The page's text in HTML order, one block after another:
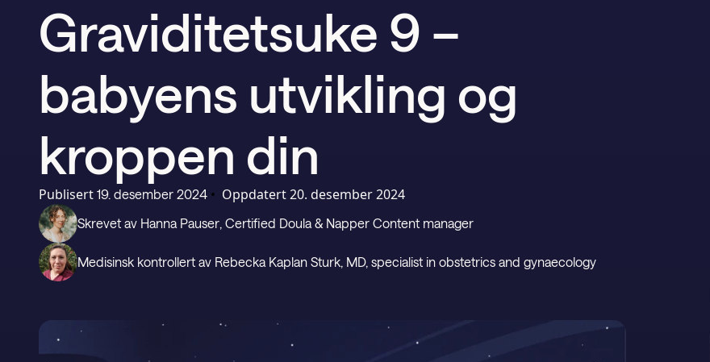
Graviditetsuke 9 –
babyens utvikling og
kroppen din
Publisert 19. desember 2024 • Oppdatert20. desember 2024
Skrevet av Hanna Pauser, Certified Doula & Napper Content manager
Medisinsk kontrollert av Rebecka Kaplan Sturk, MD, specialist in obstetrics and gynaecology